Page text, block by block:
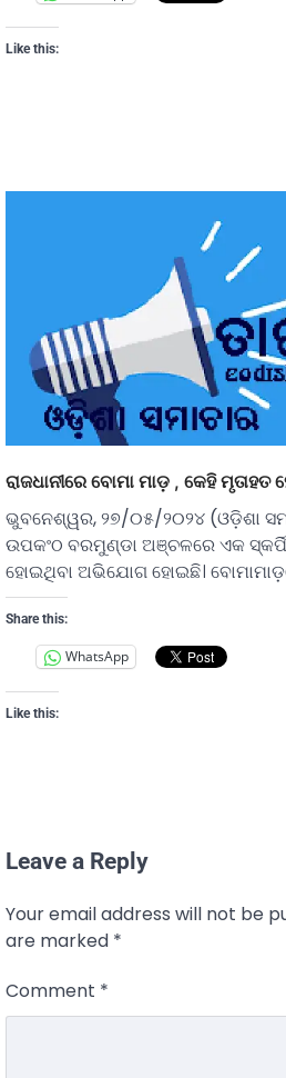
Like this:
ରାଜଧାନୀରେ ବୋମା ମାଡ଼ , କେହି ମୃତାହତ
ଭୁବନେଶ୍ୱର, ୨୭/୦୫/୨୦୨୪ (ଓଡ଼ିଶା
ଉପକଂଠ ବରମୁଣ୍ଡା ଅଞ୍ଚଳରେ ଏକ
ହୋଇଥିବା ଅଭିଯୋଗ ହୋଇଛି।
Share this:
WhatsApp
Like this:
Leave a Reply
Your email address will not be
are marked *
Comment *